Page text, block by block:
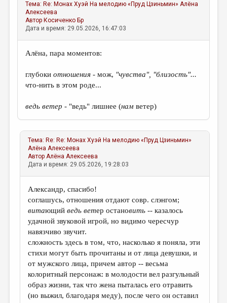
Тема: Re: Монах Хуэй На мелодию «Пруд Цзиньмин» Алёна
Алексеева
Автор Косиченко Бр
Дата и время: 29.05.2026, 16:47:03
Алёна, пара моментов:
глубокиотношения -мож, "чувства", "близость"...
что-нить в этом роде...
ведь ветер - "ведь" лишнее (намветер)
Тема: Re: Re: Монах Хуэй На мелодию «Пруд Цзиньмин»
Алёна Алексеева
АвторАлёна Алексеева
Дата и время: 29.05.2026, 19:28:03
Александр, спасибо!
соглашусь, отношения отдают совр. слэнгом;
витающийведь ветер остановить --казалось
удачной звуковой игрой, но видимо чересчур
навязчиво звучит.
сложность здесь в том, что, насколько я поняла, эти
стихи могут быть прочитаны и от лица девушки, и
от мужского лица, причем автор -- весьма
колоритный персонаж: в молодости вел разгульный
образ жизни, так что жена пыталась его отравить
(но выжил, благодаря меду), после чего он оставил